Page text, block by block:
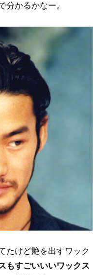
分かるかなー。
たけど艶を出すワック
もすごいいいワックス